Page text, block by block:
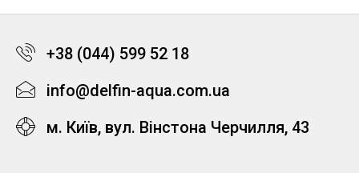
+38 (044) 599 52 18
info@delfin-aqua.com.ua
м. Київ, вул. Вінстона Черчилля, 43